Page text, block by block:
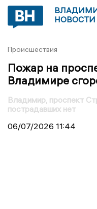
НОВОСТИ
Происшествия
Пожар на
Владимире
Владимир, проспект
пострадавших нет
06/07/2026 11:44